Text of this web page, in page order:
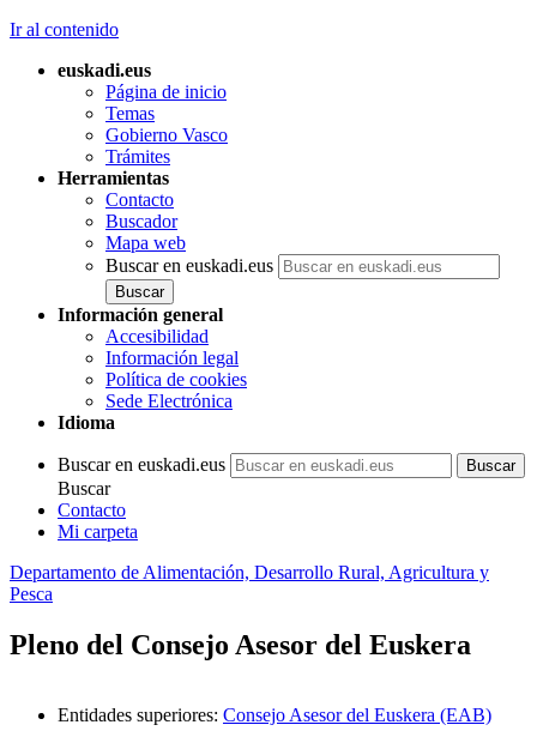
Ir al contenido
euskadi.eus
Página de inicio
Temas
Gobierno Vasco
Trámites
Herramientas
Contacto
Buscador
Mapa web
Buscar en euskadi.eus
Información general
Accesibilidad
Información legal
Política de cookies
Sede Electrónica
Idioma
Buscar en euskadi.eus
Buscar
Contacto
Mi carpeta
Departamento de Alimentación, Desarrollo Rural, Agricultura y
Pesca
Pleno del Consejo Asesor del Euskera
Entidades superiores: Consejo Asesor del Euskera (EAB)